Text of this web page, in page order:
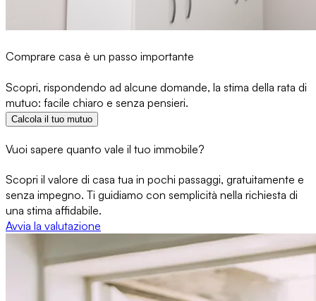
Comprare casa è un passo importante
Scopri, rispondendo ad alcune domande, la stima della rata di
mutuo: facile chiaro e senza pensieri.
Calcola il tuo mutuo
Vuoi sapere quanto vale il tuo immobile?
Scopri il valore di casa tua in pochi passaggi, gratuitamente e
senza impegno. Ti guidiamo con semplicità nella richiesta di
una stima affidabile.
Avvia la valutazione